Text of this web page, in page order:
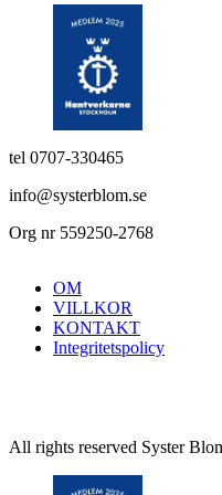
tel 0707-330465
info@systerblom.se
Org nr 559250-2768
OM
VILLKOR
KONTAKT
Integritetspolicy
All rights reserved Syster